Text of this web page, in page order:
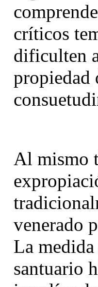
críticos
dificulten
propiedad
Al mismo
venerado
La
santuario